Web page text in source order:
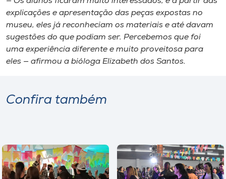
explicações e apresentação das peças expostas no
museu, eles já reconheciam os materiais e até davam
sugestões do que podiam ser. Percebemos que foi
uma experiência diferente e muito proveitosa para
eles — afirmou a bióloga Elizabeth dos Santos.
Confira também